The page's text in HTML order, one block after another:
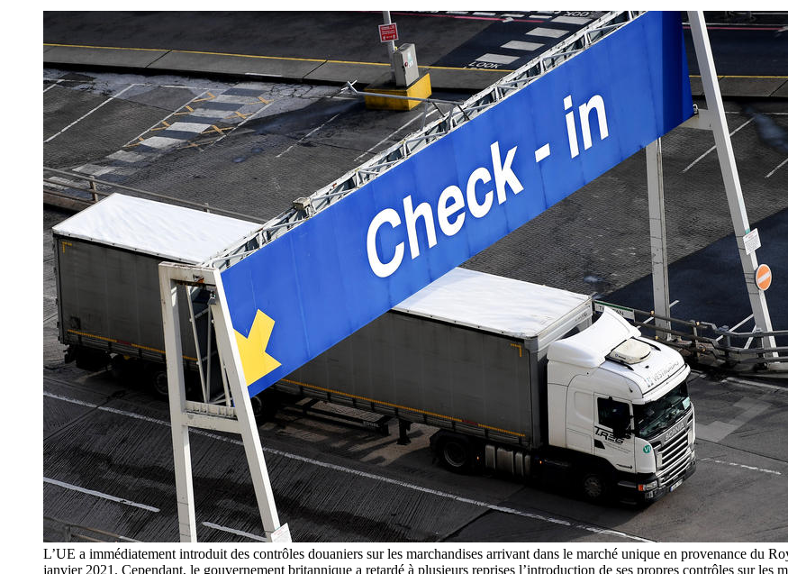
L’UE a immédiatement introduit des contrôles douaniers sur les marchandises arrivant dans le marché unique en provenance du
janvier 2021. Cependant, le gouvernement britannique a retardé à plusieurs reprises l’introduction de ses propres contrôles sur